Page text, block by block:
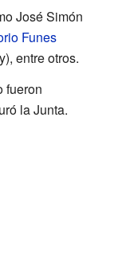
José Simón
Funes
entre otros.
fueron
la Junta.